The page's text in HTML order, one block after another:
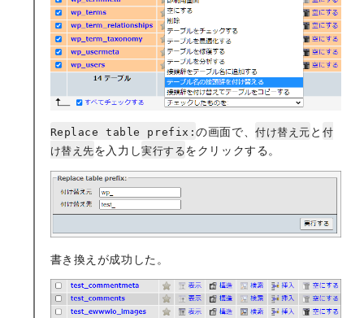
Replace table prefix:の画面で、付け替え元 と 付
け替え先を入力し実行するをクリックする。
書き換えが成功した。